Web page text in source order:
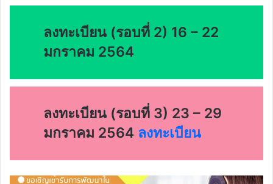
ลงทะเบียน (รอบที่ 2) 16 – 22
มกราคม 2564
ลงทะเบียน (รอบที่ 3) 23 – 29
มกราคม 2564 ลงทะเบียน